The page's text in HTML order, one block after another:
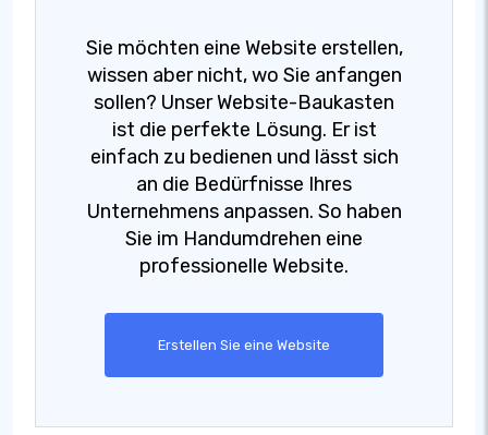
Sie möchten eine Website erstellen,
wissen aber nicht, wo Sie anfangen
sollen? Unser Website-Baukasten
ist die perfekte Lösung. Er ist
einfach zu bedienen und lässt sich
an die Bedürfnisse Ihres
Unternehmens anpassen. So haben
Sie im Handumdrehen eine
professionelle Website.
Erstellen Sie eine Website